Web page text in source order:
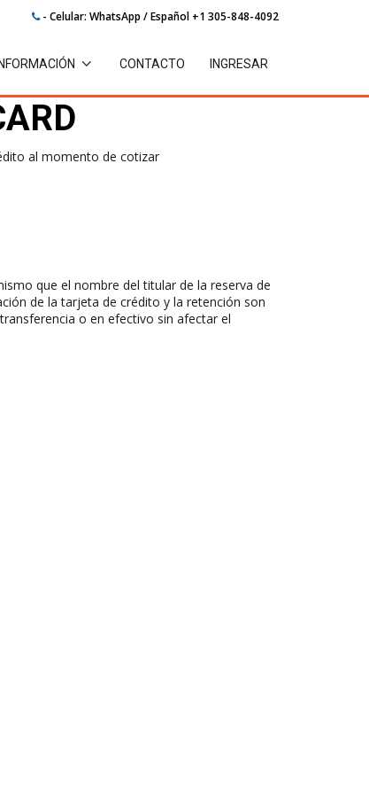
- Celular: WhatsApp / Español +1 305-848-4092
INFORMACIÓN CONTACTO INGRESAR
al momento de cotizar
que el nombre del titular de la reserva de
de la tarjeta de crédito y la retención son
o en efectivo sin afectar el